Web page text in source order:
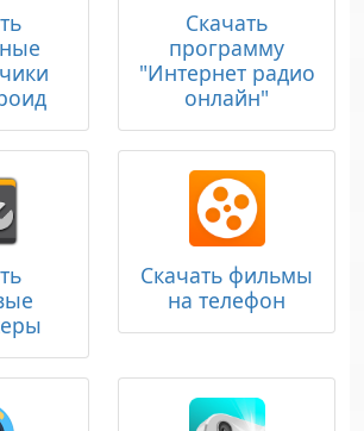
Скачать
программу
"Интернет радио
онлайн"
Скачать фильмы
на телефон